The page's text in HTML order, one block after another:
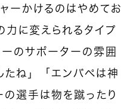
ーかけるのはやめてお
に変えられるタイプ
のサポーターの雰囲
たね」「エンバペは神
選手は物を蹴ったり